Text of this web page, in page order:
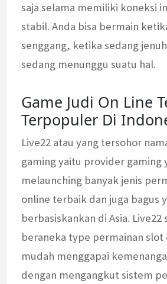
saja selama memiliki koneksi
stabil. Anda bisa bermain
senggang, ketika sedang
sedang menunggu suatu hal.
Game Judi On Line
Terpopuler Di
Live22 atau yang tersohor
gaming yaitu provider gaming
melaunching banyak jenis
online terbaik dan juga bagus
berbasiskankan di Asia. Live22
beraneka type permainan slot
mudah menggapai
dengan mengangkut sistem